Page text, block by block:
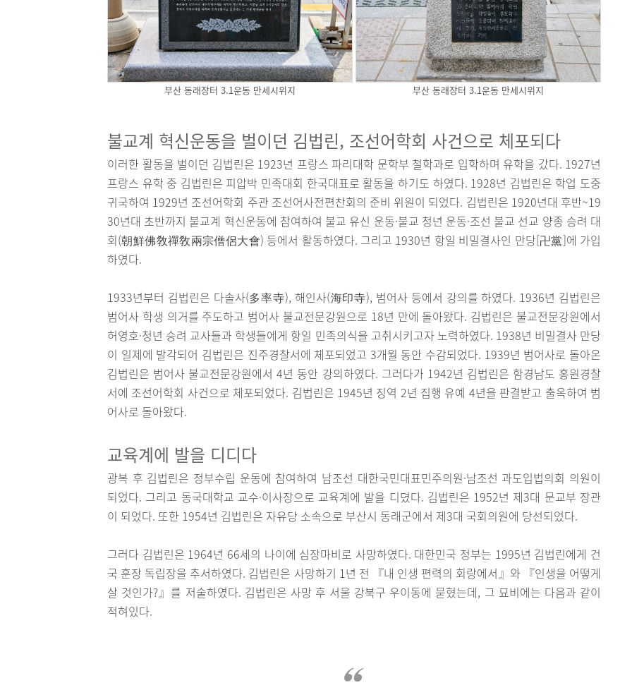
부산 동래장터 3.1운동 만세시위지 부산 동래장터 3.1운동 만세시위지
불교계 혁신운동을 벌이던 김법린, 조선어학회 사건으로 체포되다
이러한 활동을 벌이던 김법린은 1923년 프랑스 파리대학 문학부 철학과로 입학하며 유학을 갔다. 1927년
프랑스 유학 중 김법린은 피압박 민족대회 한국대표로 활동을 하기도 하였다. 1928년 김법린은 학업 도중
귀국하여 1929년 조선어학회 주관 조선어사전편찬회의 준비 위원이 되었다. 김법린은 1920년대 후반~19
30년대 초반까지 불교계 혁신운동에 참여하여 불교 유신 운동·불교 청년 운동·조선 불교 선교 양종 승려 대
회(朝鮮佛敎禪敎兩宗僧侶大會) 등에서 활동하였다. 그리고 1930년 항일 비밀결사인 만당[卍黨]에 가입
하였다.
1933년부터 김법린은 다솔사(多率寺), 해인사(海印寺), 범어사 등에서 강의를 하였다. 1936년 김법린은
범어사 학생 의거를 주도하고 범어사 불교전문강원으로 18년 만에 돌아왔다. 김법린은 불교전문강원에서
허영호·청년 승려 교사들과 학생들에게 항일 민족의식을 고취시키고자 노력하였다. 1938년 비밀결사 만당
이 일제에 발각되어 김법린은 진주경찰서에 체포되었고 3개월 동안 수감되었다. 1939년 범어사로 돌아온
김법린은 범어사 불교전문강원에서 4년 동안 강의하였다. 그러다가 1942년 김법린은 함경남도 홍원경찰
서에 조선어학회 사건으로 체포되었다. 김법린은 1945년 징역 2년 집행 유예 4년을 판결받고 출옥하여 범
어사로 돌아왔다.
교육계에 발을 디디다
광복 후 김법린은 정부수립 운동에 참여하여 남조선 대한국민대표민주의원·남조선 과도입법의회 의원이
되었다. 그리고 동국대학교 교수·이사장으로 교육계에 발을 디뎠다. 김법린은 1952년 제3대 문교부 장관
이 되었다. 또한 1954년 김법린은 자유당 소속으로 부산시 동래군에서 제3대 국회의원에 당선되었다.
그러다 김법린은 1964년 66세의 나이에 심장마비로 사망하였다. 대한민국 정부는 1995년 김법린에게 건
국 훈장 독립장을 추서하였다. 김법린은 사망하기 1년 전 『내 인생 편력의 회랑에서』와 『인생을 어떻게
살 것인가?』를 저술하였다. 김법린은 사망 후 서울 강북구 우이동에 묻혔는데, 그 묘비에는 다음과 같이
적혀있다.